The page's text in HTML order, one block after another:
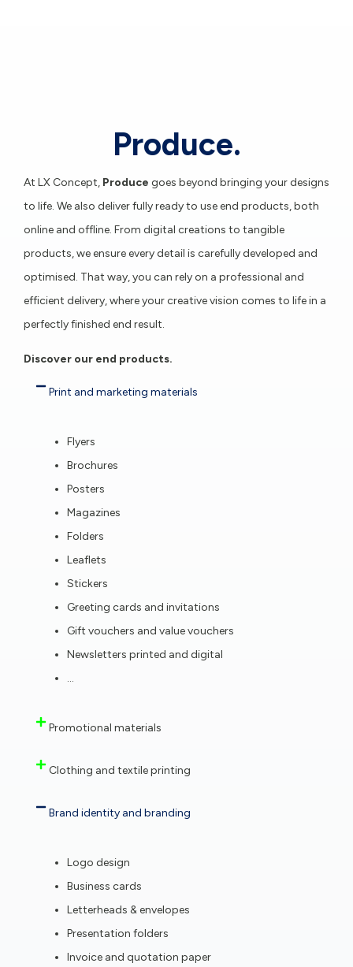
Produce.
At LX Concept, Produce goes beyond bringing your designs
to life. We also deliver fully ready to use end products, both
online and offline. From digital creations to tangible
products, we ensure every detail is carefully developed and
optimised. That way, you can rely on a professional and
efficient delivery, where your creative vision comes to life in a
perfectly finished end result.
Discover our end products.
Print and marketing materials
Flyers
Brochures
Posters
Magazines
Folders
Leaflets
Stickers
Greeting cards and invitations
Gift vouchers and value vouchers
Newsletters printed and digital
…
Promotional materials
Clothing and textile printing
Brand identity and branding
Logo design
Business cards
Letterheads & envelopes
Presentation folders
Invoice and quotation paper